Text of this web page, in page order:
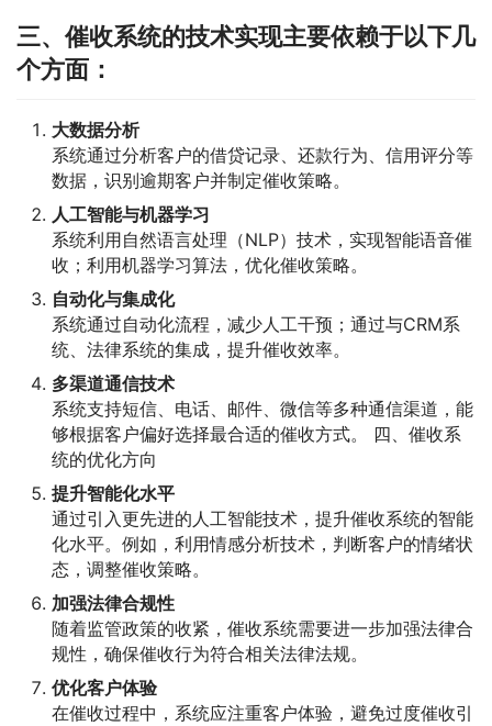
三、催收系统的技术实现主要依赖于以下几
个方面：
大数据分析
系统通过分析客户的借贷记录、还款行为、信用评分等
数据，识别逾期客户并制定催收策略。
人工智能与机器学习
系统利用自然语言处理（NLP）技术，实现智能语音催
收；利用机器学习算法，优化催收策略。
自动化与集成化
系统通过自动化流程，减少人工干预；通过与CRM系
统、法律系统的集成，提升催收效率。
多渠道通信技术
系统支持短信、电话、邮件、微信等多种通信渠道，能
够根据客户偏好选择最合适的催收方式。 四、催收系
统的优化方向
提升智能化水平
通过引入更先进的人工智能技术，提升催收系统的智能
化水平。例如，利用情感分析技术，判断客户的情绪状
态，调整催收策略。
加强法律合规性
随着监管政策的收紧，催收系统需要进一步加强法律合
规性，确保催收行为符合相关法律法规。
优化客户体验
在催收过程中，系统应注重客户体验，避免过度催收引